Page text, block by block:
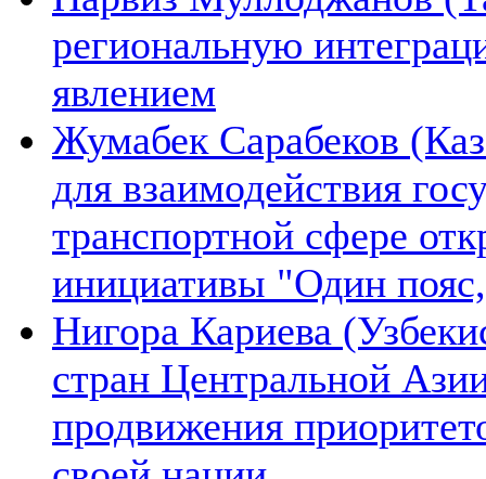
региональную
явлением
Жумабек Сарабеков
для взаимодействия
транспортной сфере
инициативы "Один
Нигора Кариева
стран Центральной
продвижения